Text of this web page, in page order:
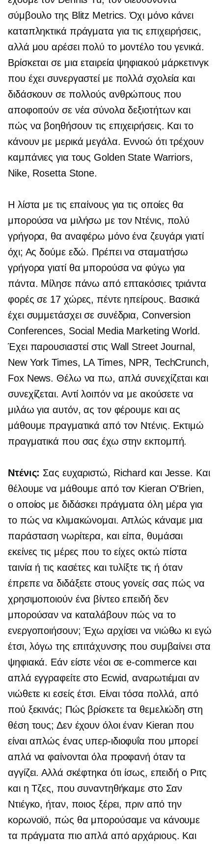
σύμβουλο της Blitz Metrics. Όχι μόνο κάνει
καταπληκτικά πράγματα για τις επιχειρήσεις,
αλλά μου αρέσει πολύ το μοντέλο του γενικά.
Βρίσκεται σε μια εταιρεία ψηφιακού μάρκετινγκ
που έχει συνεργαστεί με πολλά σχολεία και
διδάσκουν σε πολλούς ανθρώπους που
αποφοιτούν σε νέα σύνολα δεξιοτήτων και
πώς να βοηθήσουν τις επιχειρήσεις. Και το
κάνουν με μερικά μεγάλα. Εννοώ ότι τρέχουν
καμπάνιες για τους Golden State Warriors,
Nike, Rosetta Stone.
Η λίστα με τις επαίνους για τις οποίες θα
μπορούσα να μιλήσω με τον Ντένις, πολύ
γρήγορα, θα αναφέρω μόνο ένα ζευγάρι γιατί
όχι; Ας δούμε εδώ. Πρέπει να σταματήσω
γρήγορα γιατί θα μπορούσα να φύγω για
πάντα. Μίλησε πάνω από επτακόσιες τριάντα
φορές σε 17 χώρες, πέντε ηπείρους. Βασικά
έχει συμμετάσχει σε συνέδρια, Conversion
Conferences, Social Media Marketing World.
Έχει παρουσιαστεί στις Wall Street Journal,
New York Times, LA Times, NPR, TechCrunch,
Fox News. Θέλω να πω, απλά συνεχίζεται και
συνεχίζεται. Αντί λοιπόν να με ακούσετε να
μιλάω για αυτόν, ας τον φέρουμε και ας
μάθουμε πραγματικά από τον Ντένις. Εκτιμώ
πραγματικά που σας έχω στην εκπομπή.
Ντένις: Σας ευχαριστώ, Richard και Jesse. Και
θέλουμε να μάθουμε από τον Kieran O'Brien,
ο οποίος με διδάσκει πράγματα όλη μέρα για
το πώς να κλιμακώνομαι. Απλώς κάναμε μια
παράσταση νωρίτερα, και είπα, θυμάσαι
εκείνες τις μέρες που το είχες οκτώ πίστα
ταινία ή τις κασέτες και τυλίξτε τις ή όταν
έπρεπε να διδάξετε στους γονείς σας πώς να
χρησιμοποιούν ένα βίντεο επειδή δεν
μπορούσαν να καταλάβουν πώς να το
ενεργοποιήσουν; Έχω αρχίσει να νιώθω κι εγώ
έτσι, λόγω της επιτάχυνσης που συμβαίνει στα
ψηφιακά. Εάν είστε νέοι σεe-commerce και
απλά εγγραφείτε στο Ecwid, αναρωτιέμαι αν
νιώθετε κι εσείς έτσι. Είναι τόσα πολλά, από
πού ξεκινάς; Πώς βρίσκετε τα θεμελιώδη στη
θέση τους; Δεν έχουν όλοι έναν Kieran που
είναι απλώς ένας υπερ-ιδιοφυΐα που μπορεί
απλά να φαίνονται όλα προφανή όταν τα
αγγίζει. Αλλά σκέφτηκα ότι ίσως, επειδή ο Ριτς
και η Τζες, που συναντηθήκαμε στο Σαν
Ντιέγκο, ήταν, ποιος ξέρει, πριν από την
κορωνοϊό, πώς θα μπορούσαμε να κάνουμε
τα πράγματα πιο απλά από αρχάριους. Και